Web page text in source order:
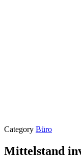
Category Büro
Mittelstand